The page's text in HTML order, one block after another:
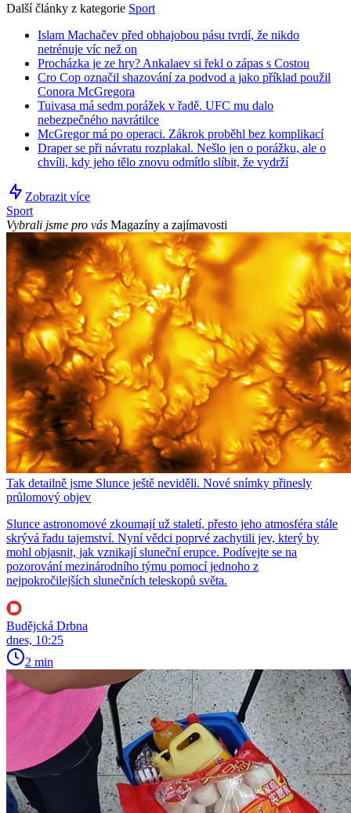
Další články z kategorie Sport
Islam Machačev před obhajobou pásu tvrdí, že nikdo
netrénuje víc než on
Procházka je ze hry? Ankalaev si řekl o zápas s Costou
Cro Cop označil shazování za podvod a jako příklad použil
Conora McGregora
Tuivasa má sedm porážek v řadě. UFC mu dalo
nebezpečného navrátilce
McGregor má po operaci. Zákrok proběhl bez komplikací
Draper se při návratu rozplakal. Nešlo jen o porážku, ale o
chvíli, kdy jeho tělo znovu odmítlo slíbit, že vydrží
Zobrazit více
Sport
Vybrali jsme pro vás Magazíny a zajímavosti
Tak detailně jsme Slunce ještě neviděli. Nové snímky přinesly
průlomový objev
Slunce astronomové zkoumají už staletí, přesto jeho atmosféra stále
skrývá řadu tajemství. Nyní vědci poprvé zachytili jev, který by
mohl objasnit, jak vznikají sluneční erupce. Podívejte se na
pozorování mezinárodního týmu pomocí jednoho z
nejpokročilejších slunečních teleskopů světa.
Budějcká Drbna
dnes, 10:25
2 min